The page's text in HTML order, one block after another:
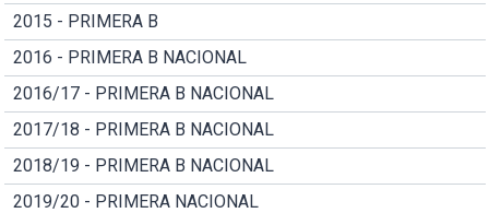
2015 - PRIMERA B
2016 - PRIMERA B NACIONAL
2016/17 - PRIMERA B NACIONAL
2017/18 - PRIMERA B NACIONAL
2018/19 - PRIMERA B NACIONAL
2019/20 - PRIMERA NACIONAL